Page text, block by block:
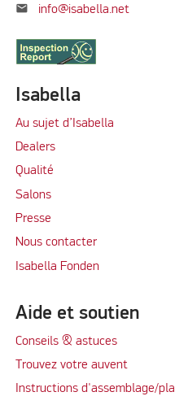
mail info@isabella.net
Isabella
Au sujet d’Isabella
Dealers
Qualité
Salons
Presse
Nous contacter
Isabella Fonden
Aide et soutien
Conseils & astuces
Trouvez votre auvent
Instructions d'assemblage/